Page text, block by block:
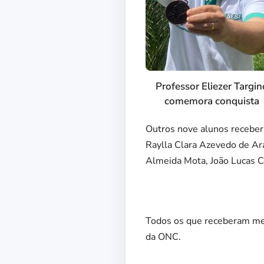
Professor Eliezer
comemora conquista
Outros nove alunos
Raylla Clara Azevedo de
Almeida Mota, João Lucas
Todos os que receberam
da ONC.